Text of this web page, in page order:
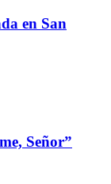
en San
Señor”